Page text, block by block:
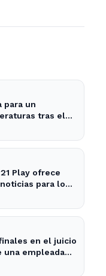
para un
tras el
Play ofrece
para los
en el juicio
una empleada